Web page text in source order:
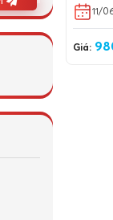
11/
Giá: